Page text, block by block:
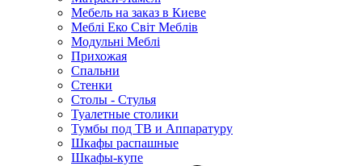
Мебель на заказ в Киеве
Меблі Еко Світ Меблів
Модульні Меблі
Прихожая
Спальни
Стенки
Столы - Стулья
Туалетные столики
Тумбы под ТВ и Аппаратуру
Шкафы распашные
Шкафы-купе